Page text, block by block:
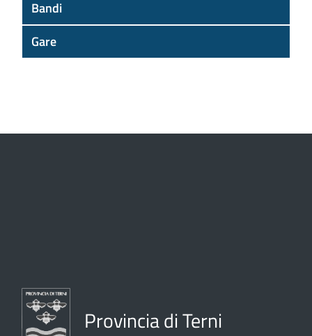
Bandi
Gare
Provincia di Terni